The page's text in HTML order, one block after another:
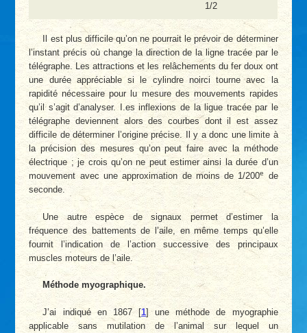
1/2
Il est plus difficile qu’on ne pourrait le prévoir de déterminer
l’instant précis où change la direction de la ligne tracée par le
télégraphe. Les attractions et les relâchements du fer doux ont
une durée appréciable si le cylindre noirci tourne avec la
rapidité nécessaire pour lu mesure des mouvements rapides
qu’il s’agit d’analyser. I.es inflexions de la ligue tracée par le
télégraphe deviennent alors des courbes dont il est assez
difficile de déterminer l’origine précise. Il y a donc une limite à
la précision des mesures qu’on peut faire avec la méthode
électrique ; je crois qu’on ne peut estimer ainsi la durée d’un
mouvement avec une approximation de moins de 1/200e
de
seconde.
Une autre espèce de signaux permet d’estimer la
fréquence des battements de l’aile, en même temps qu’elle
fournit l’indication de l’action successive des principaux
muscles moteurs de l’aile.
Méthode myographique.
J’ai indiqué en 1867[1] une méthode de myographie
applicable sans mutilation de l’animal sur lequel un